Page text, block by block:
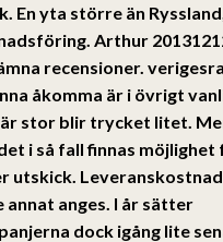
En yta större än
Arthur
recensioner.
åkomma är i övrigt
stor blir trycket litet.
i så fall finnas möjlighet
utskick.
annat anges. I år sätter
dock igång lite